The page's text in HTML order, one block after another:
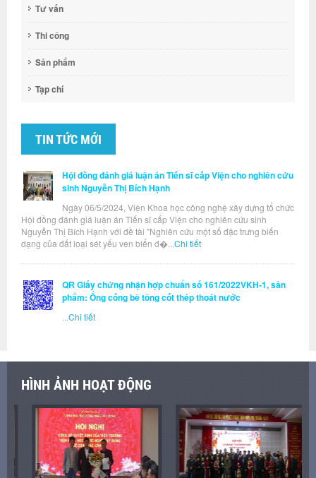
Tư vấn
Thi công
Sản phẩm
Tạp chí
TIN TỨC MỚI
Hội đồng đánh giá luận án Tiến sĩ cấp Viện cho nghiên cứu
sinh Nguyễn Thị Bích Hạnh
Ngày 06/5/2024, Viện Khoa học công nghệ xây dựng tổ chức
Hội đồng đánh giá luận án Tiến sĩ cấp Viện cho nghiên cứu sinh
Nguyễn Thị Bích Hạnh với đề tài "Nghiên cứu một số đặc trưng biến
dạng của đất loại sét yếu ven biển đ�... Chi tiết
QR Giấy chứng nhận hợp chuẩn số 161/2022VKH-1, sản
phẩm: Ống cống bê tông cốt thép thoát nước
Chi tiết
HÌNH ẢNH HOẠT ĐỘNG